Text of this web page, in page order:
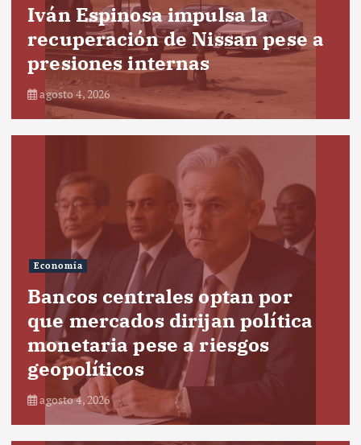
Iván Espinosa impulsa la
recuperación de Nissan pese a
presiones internas
agosto 4, 2026
Economía
Bancos centrales optan por
que mercados dirijan política
monetaria pese a riesgos
geopolíticos
agosto 4, 2026